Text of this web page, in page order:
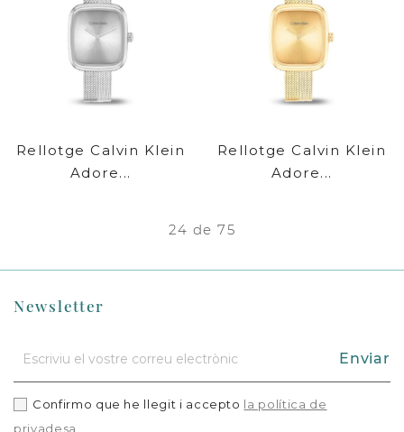
Rellotge Calvin Klein
Adore...
Rellotge Calvin Klein
Adore...
24 de 75
Newsletter
Enviar
Confirmo que he llegit i accepto la política de
privadesa